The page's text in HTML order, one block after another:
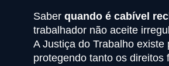
Saber quando é cabível
trabalhador não aceite
A Justiça do Trabalho existe
protegendo tanto os direitos